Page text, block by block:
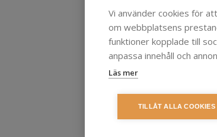
Vi använder cookies för
om webbplatsens
funktioner kopplade till
anpassa innehåll och
Läs mer
TILLÅT ALLA COOKIES